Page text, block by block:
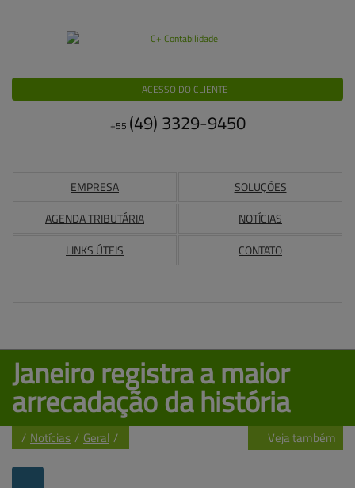
ACESSO DO CLIENTE
+55 (49) 3329-9450
EMPRESA SOLUÇÕES
AGENDA TRIBUTÁRIA NOTÍCIAS
LINKS ÚTEIS CONTATO
Janeiro registra a maior
arrecadação da história
/ Notícias / Geral / Veja também